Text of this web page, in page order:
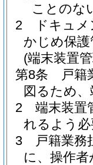
ことのな
2
ドキュ
かじめ保
(端末装置
第8条
戸籍
図るため
2
端末装置
れるよう
3
戸籍業
に、操作